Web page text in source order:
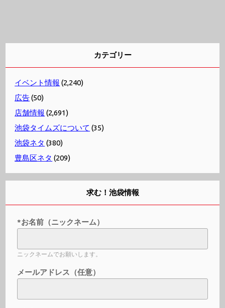
カテゴリー
イベント情報 (2,240)
広告(50)
店舗情報 (2,691)
池袋タイムズについて (35)
池袋ネタ (380)
豊島区ネタ (209)
求む！池袋情報
*お名前（ニックネーム）
ニックネームでお願いします。
メールアドレス（任意）